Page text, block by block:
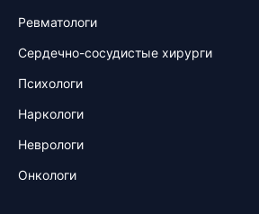
Ревматологи
Сердечно-сосудистые хирурги
Психологи
Наркологи
Неврологи
Онкологи